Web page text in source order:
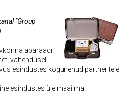
"Group
aparaadi
vahendusel
esindustes kogunenud partneritele
esindustes üle maailma.